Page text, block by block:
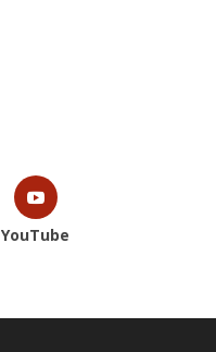
YouTube